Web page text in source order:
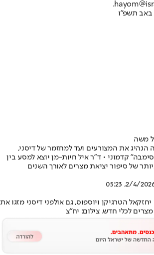
באב תשפ"ו
משה
את המצורעים ועד למחזמר של דיסני,
קדמוני • ד"ר איל חיות-מן יוצא למסע בין
של סיפור יציאת מצרים לאורך השנים
2/4/2026,
הטרגיקן ויוספוס, גם אולפני דיסני מזגו את
לכלי חדש. צילום: יח"צ